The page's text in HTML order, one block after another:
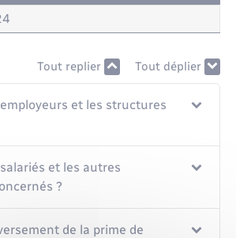
public
Tout replier Tout déplier
et les structures
et les autres
?
de la prime de